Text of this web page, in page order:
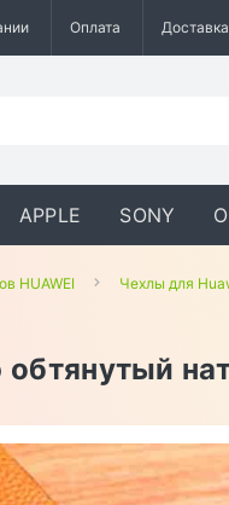
Оплата Доставка
APPLE SONY
HUAWEI Чехлы для